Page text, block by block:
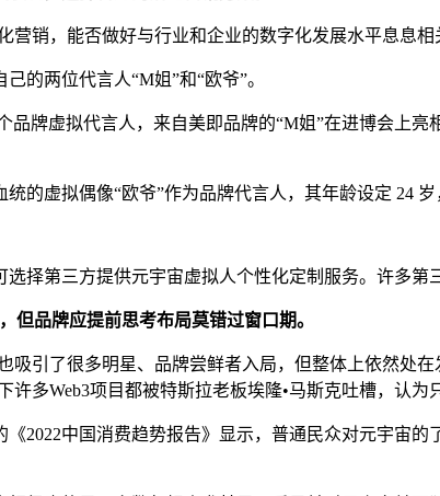
营销，能否做好与行业和企业的数字化发展水平息息
的两位代言人“M姐”和“欧爷”。
品牌虚拟代言人，来自美即品牌的“M姐”在进博会上
的虚拟偶像“欧爷”作为品牌代言人，其年龄设定 24
择第三方提供元宇宙虚拟人个性化定制服务。许多
但品牌应提前思考布局莫错过窗口期。
吸引了很多明星、品牌尝鲜者入局，但整体上依然
许多Web3项目都被特斯拉老板埃隆•马斯克吐槽，认为只
2022中国消费趋势报告》显示，普通民众对元宇宙